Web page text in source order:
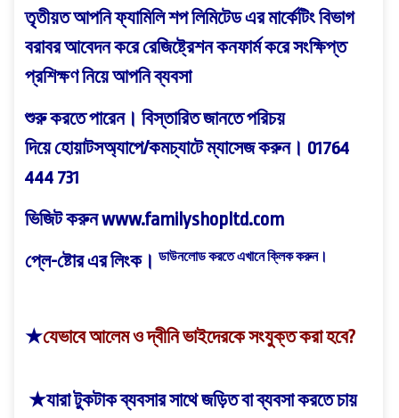
তৃতীয়ত আপনিফ্যামিলি শপ লিমিটেডএর মার্কেটিং বিভাগ
বরাবর আবেদন করে রেজিষ্ট্রেশন কনফার্ম করে সংক্ষিপ্ত
প্রশিক্ষণ নিয়ে আপনি ব্যবসা
শুরু করতে পারেন। বিস্তারিত জানতে পরিচয়
দিয়েহোয়াটসঅ্যাপে/কমচ্যাটে ম্যাসেজ করুন। 01764
444 731
ভিজিট করুনwww.familyshopltd.com
প্লে-ষ্টোর এর লিংক। ডাউনলোড করতে এখানে ক্লিক করুন।
★যেভাবে আলেম ও দ্বীনি ভাইদেরকে সংযুক্ত করা হবে?
★যারা টুকটাক ব্যবসার সাথে জড়িত বা ব্যবসা করতে চায়